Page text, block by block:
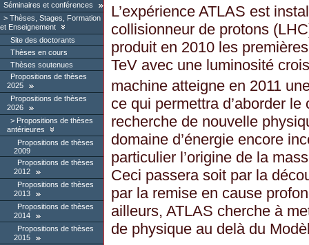
Séminaires et conférences
Thèses, Stages, Formation
et Enseignement
Site des doctorants
Thèses en cours
Thèses soutenues
Propositions de thèses
2025
Propositions de thèses
2026
Propositions de thèses
antérieures
Propositions de thèses
2009
Propositions de thèses
2012
Propositions de thèses
2013
Propositions de thèses
2014
Propositions de thèses
2015
L’expérience ATLAS est
collisionneur de protons
produit en 2010 les
TeV avec une luminosité
machine atteigne en 2011
ce qui permettra d’aborder
recherche de nouvelle
domaine d’énergie encore
particulier l’origine de la
Ceci passera soit par la
par la remise en cause
ailleurs, ATLAS cherche à
de physique au delà du